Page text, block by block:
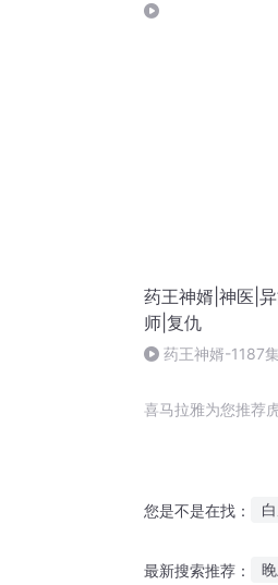
药王神婿|神医|
师|复仇
药王神婿-1187
喜马拉雅为您推荐
您是不是在找：
最新搜索推荐：